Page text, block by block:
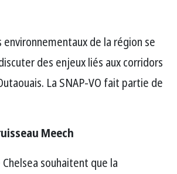
environnementaux de la région se
des enjeux liés aux corridors
La SNAP-VO fait partie de
Meech
souhaitent que la